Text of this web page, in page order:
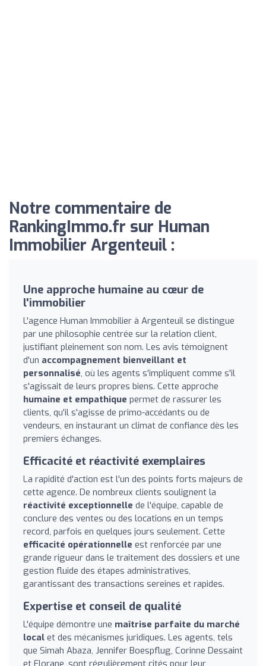
Notre commentaire de
RankingImmo.fr sur Human
Immobilier Argenteuil :
Une approche humaine au cœur de
l'immobilier
L'agence Human Immobilier à Argenteuil se distingue
par une philosophie centrée sur la relation client,
justifiant pleinement son nom. Les avis témoignent
d'un accompagnement bienveillant et
personnalisé, où les agents s'impliquent comme s'il
s'agissait de leurs propres biens. Cette approche
humaine et empathique permet de rassurer les
clients, qu'il s'agisse de primo-accédants ou de
vendeurs, en instaurant un climat de confiance dès les
premiers échanges.
Efficacité et réactivité exemplaires
La rapidité d'action est l'un des points forts majeurs de
cette agence. De nombreux clients soulignent la
réactivité exceptionnelle de l'équipe, capable de
conclure des ventes ou des locations en un temps
record, parfois en quelques jours seulement. Cette
efficacité opérationnelle est renforcée par une
grande rigueur dans le traitement des dossiers et une
gestion fluide des étapes administratives,
garantissant des transactions sereines et rapides.
Expertise et conseil de qualité
L'équipe démontre une maîtrise parfaite du marché
local et des mécanismes juridiques. Les agents, tels
que Simah Abaza, Jennifer Boespflug, Corinne Dessaint
et Florane, sont régulièrement cités pour leur